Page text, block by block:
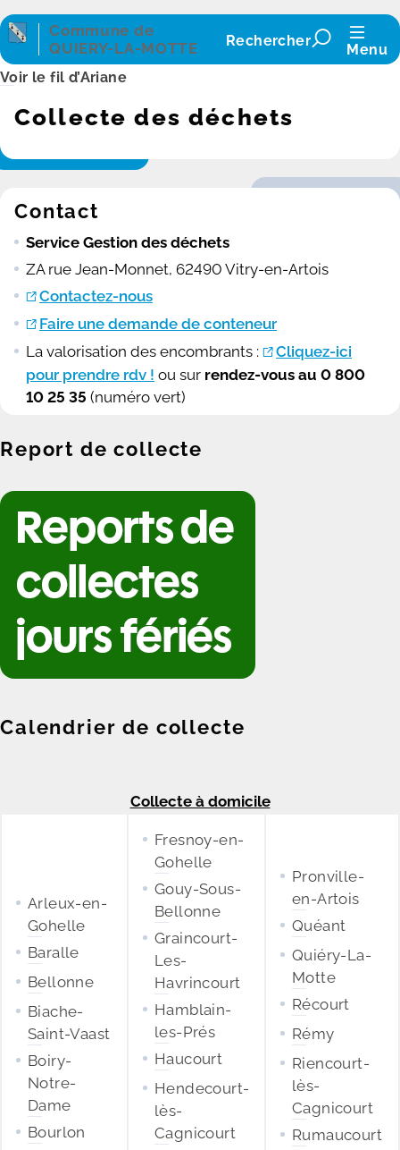
Panneau de gestion des cookies
Commune de
QUIERY-LA-MOTTE
Rechercher
Menu
Voir le fil d’Ariane
Collecte des déchets
Contact
Service Gestion des déchets
ZA rue Jean-Monnet, 62490 Vitry-en-Artois
Contactez-nous
Faire une demande de conteneur
La valorisation des encombrants :
Cliquez-ici
pour prendre rdv ! ou sur rendez-vous au 0 800
10 25 35 (numéro vert)
Report de collecte
Calendrier de collecte
Collecte à domicile
Arleux-en-
Gohelle
Baralle
Bellonne
Biache-
Saint-Vaast
Boiry-
Notre-
Dame
Bourlon
Fresnoy-en-
Gohelle
Gouy-Sous-
Bellonne
Graincourt-
Les-
Havrincourt
Hamblain-
les-Prés
Haucourt
Hendecourt-
lès-
Cagnicourt
Pronville-
en-Artois
Quéant
Quiéry-La-
Motte
Récourt
Rémy
Riencourt-
lès-
Cagnicourt
Rumaucourt